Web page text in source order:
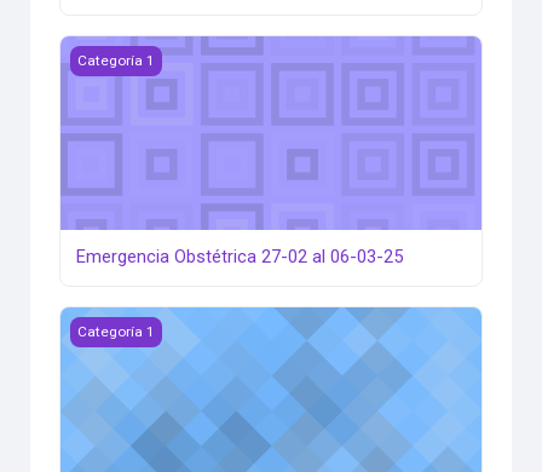
Emergencia Obstétrica 27-02 al 06-03-25
Categoría 1
Emergencia Obstétrica 27-02 al 06-03-25
LEPRA 27-01-25
Categoría 1